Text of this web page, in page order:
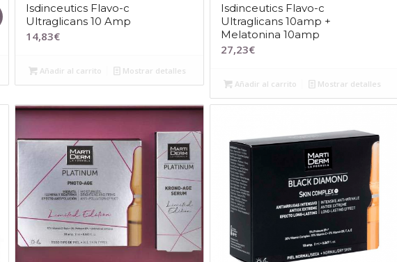
Isdinceutics Flavo-c
Ultraglicans 10 Amp
14,83€
Añadir al carrito Mostrar detalles
Isdinceutics Flavo-c
Ultraglicans 10amp +
Melatonina 10amp
27,23€
Añadir al carrito Mostrar detalles